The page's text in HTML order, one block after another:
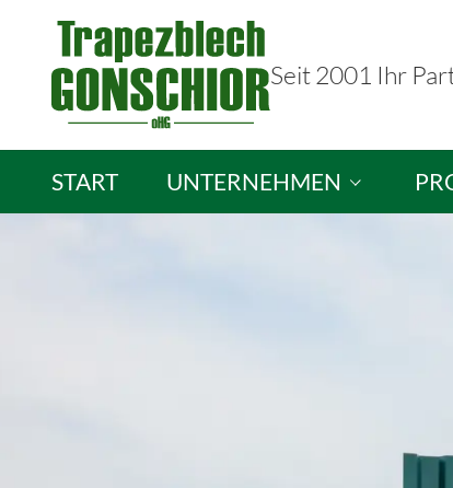
Seit 2001 Ihr
START UNTERNEHMEN